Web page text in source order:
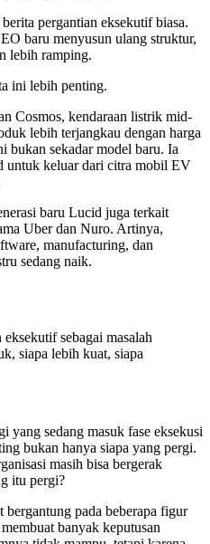
pergantian eksekutif biasa.
baru menyusun ulang struktur,
lebih ramping.
ini lebih penting.
Cosmos, kendaraan listrik mid-
lebih terjangkau dengan harga
bukan sekadar model baru. Ia
untuk keluar dari citra mobil EV
baru Lucid juga terkait
Uber dan Nuro. Artinya,
manufacturing, dan
sedang naik.
sebagai masalah
siapa lebih kuat, siapa
yang sedang masuk fase eksekusi
bukan hanya siapa yang pergi.
masih bisa bergerak
itu pergi?
bergantung pada beberapa figur
banyak keputusan